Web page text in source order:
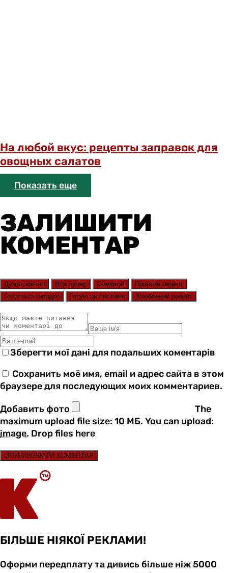
На любой вкус: рецепты заправок для
овощных салатов
Показать еще
ЗАЛИШИТИ
КОМЕНТАР
Дуже смачно Все супер Смакота!
Простий рецепт
Готується швидко
Готую це постійно Улюблений рецепт
Зберегти мої дані для подальших коментарів
Сохранить моё имя, email и адрес сайта в этом
браузере для последующих моих комментариев.
Добавить фото
The
maximum upload file size: 10 МБ. You can upload:
image. Drop files here
ОПУБЛІКУВАТИ КОМЕНТАР
БІЛЬШЕ НІЯКОЇ РЕКЛАМИ!
Оформи передплату та дивись більше ніж 5000